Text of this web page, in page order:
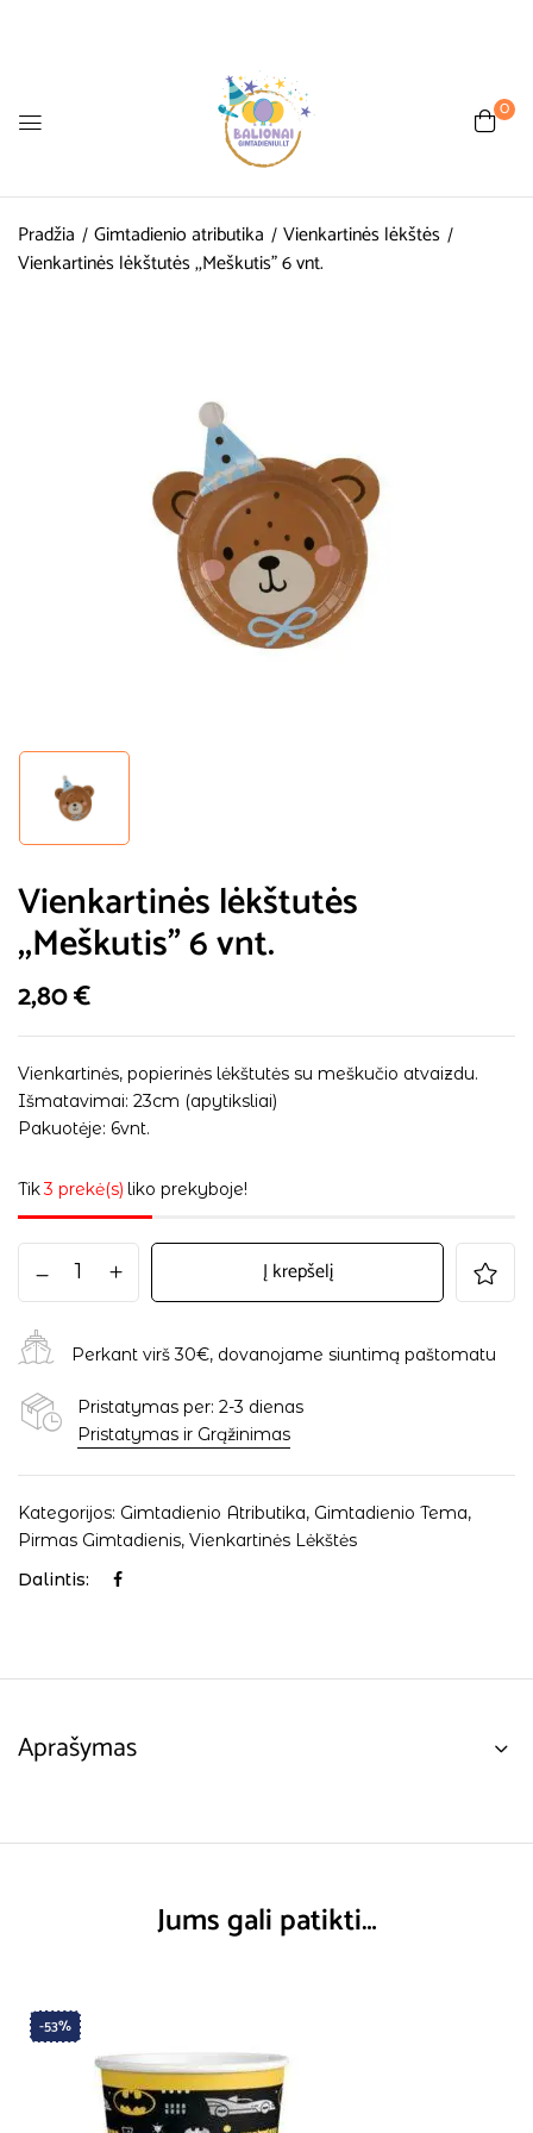
0
Pradžia Gimtadienio atributika
Vienkartinės lėkštės
Vienkartinės lėkštutės ,,Meškutis” 6 vnt.
Vienkartinės lėkštutės
,,Meškutis” 6 vnt.
2,80€
Vienkartinės, popierinės lėkštutės su meškučio atvaizdu.
Išmatavimai: 23cm (apytiksliai)
Pakuotėje: 6vnt.
Tik3 prekė(s) liko prekyboje!
Į krepšelį
Perkant virš 30€, dovanojame siuntimą paštomatu
Pristatymas per: 2-3 dienas
Pristatymas ir Grąžinimas
Kategorijos: Gimtadienio Atributika, Gimtadienio Tema,
Pirmas Gimtadienis, Vienkartinės Lėkštės
Dalintis:
Aprašymas
Jums gali patikti…
-53%